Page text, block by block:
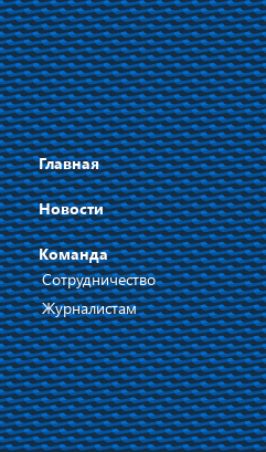
Главная
Новости
Команда
Сотрудничество
Журналистам